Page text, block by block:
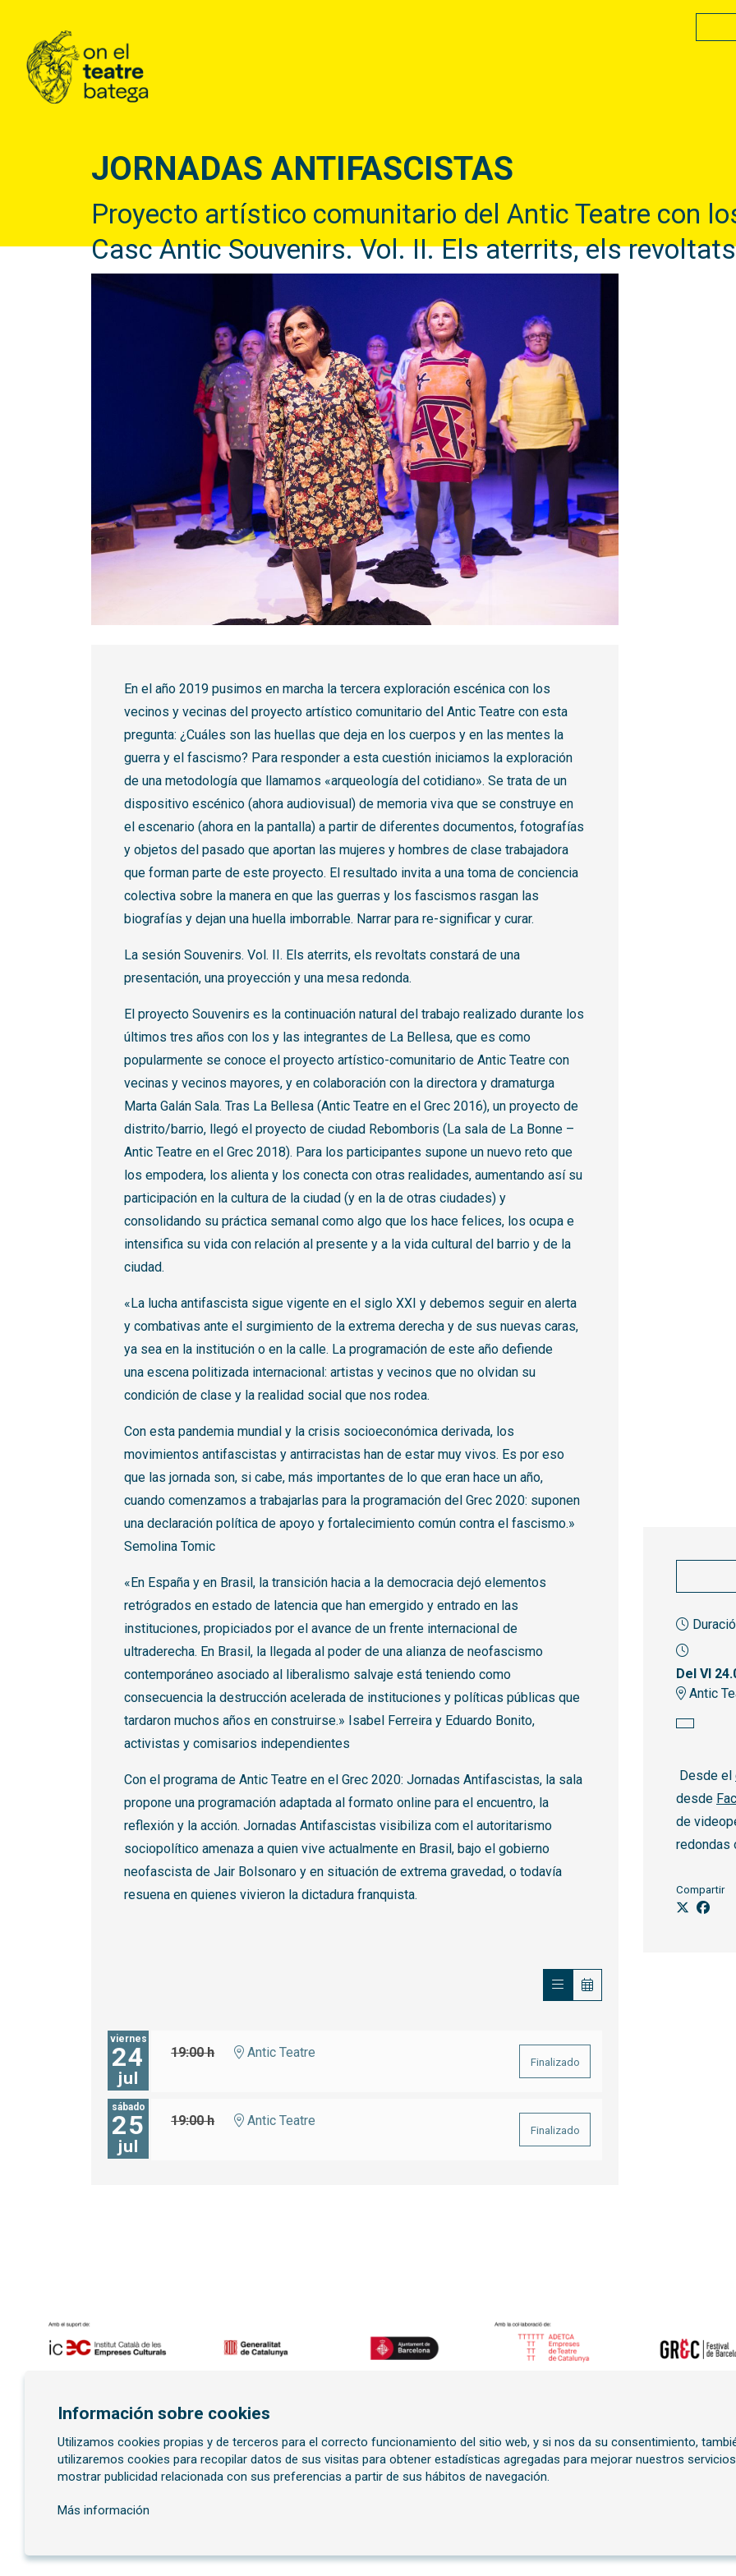
JORNADAS ANTIFASCISTAS
Proyecto artístico comunitario del Antic Teatre con
Casc Antic Souvenirs. Vol. II. Els aterrits, els revoltats
Del VI
Antic
Desde el
desde
de
redondas
Compartir
En el año 2019 pusimos en marcha la tercera exploración escénica con los
vecinos y vecinas del proyecto artístico comunitario del Antic Teatre con esta
pregunta: ¿Cuáles son las huellas que deja en los cuerpos y en las mentes la
guerra y el fascismo? Para responder a esta cuestión iniciamos la exploración
de una metodología que llamamos «arqueología del cotidiano». Se trata de un
dispositivo escénico (ahora audiovisual) de memoria viva que se construye en
el escenario (ahora en la pantalla) a partir de diferentes documentos, fotografías
y objetos del pasado que aportan las mujeres y hombres de clase trabajadora
que forman parte de este proyecto. El resultado invita a una toma de conciencia
colectiva sobre la manera en que las guerras y los fascismos rasgan las
biografías y dejan una huella imborrable. Narrar para re-significar y curar.
La sesión Souvenirs. Vol. II. Els aterrits, els revoltats constará de una
presentación, una proyección y una mesa redonda.
El proyecto Souvenirs es la continuación natural del trabajo realizado durante los
últimos tres años con los y las integrantes de La Bellesa, que es como
popularmente se conoce el proyecto artístico-comunitario de Antic Teatre con
vecinas y vecinos mayores, y en colaboración con la directora y dramaturga
Marta Galán Sala. Tras La Bellesa (Antic Teatre en el Grec 2016), un proyecto de
distrito/barrio, llegó el proyecto de ciudad Rebomboris (La sala de La Bonne –
Antic Teatre en el Grec 2018). Para los participantes supone un nuevo reto que
los empodera, los alienta y los conecta con otras realidades, aumentando así su
participación en la cultura de la ciudad (y en la de otras ciudades) y
consolidando su práctica semanal como algo que los hace felices, los ocupa e
intensifica su vida con relación al presente y a la vida cultural del barrio y de la
ciudad.
«La lucha antifascista sigue vigente en el siglo XXI y debemos seguir en alerta
y combativas ante el surgimiento de la extrema derecha y de sus nuevas caras,
ya sea en la institución o en la calle. La programación de este año defiende
una escena politizada internacional: artistas y vecinos que no olvidan su
condición de clase y la realidad social que nos rodea.
Con esta pandemia mundial y la crisis socioeconómica derivada, los
movimientos antifascistas y antirracistas han de estar muy vivos. Es por eso
que las jornada son, si cabe, más importantes de lo que eran hace un año,
cuando comenzamos a trabajarlas para la programación del Grec 2020: suponen
una declaración política de apoyo y fortalecimiento común contra el fascismo.»
Semolina Tomic
«En España y en Brasil, la transición hacia a la democracia dejó elementos
retrógrados en estado de latencia que han emergido y entrado en las
instituciones, propiciados por el avance de un frente internacional de
ultraderecha. En Brasil, la llegada al poder de una alianza de neofascismo
contemporáneo asociado al liberalismo salvaje está teniendo como
consecuencia la destrucción acelerada de instituciones y políticas públicas que
tardaron muchos años en construirse.» Isabel Ferreira y Eduardo Bonito,
activistas y comisarios independientes
Con el programa de Antic Teatre en el Grec 2020: Jornadas Antifascistas, la sala
propone una programación adaptada al formato online para el encuentro, la
reflexión y la acción. Jornadas Antifascistas visibiliza com el autoritarismo
sociopolítico amenaza a quien vive actualmente en Brasil, bajo el gobierno
neofascista de Jair Bolsonaro y en situación de extrema gravedad, o todavía
resuena en quienes vivieron la dictadura franquista.
viernes
24
jul
19:00 h Antic Teatre
Finalizado
sábado
25
jul
19:00 h Antic Teatre
Finalizado
Suscríbete al boletín
Información sobre cookies
Utilizamos cookies propias y de terceros para el correcto funcionamiento del sitio web, y si nos da su consentimiento,
utilizaremos cookies para recopilar datos de sus visitas para obtener estadísticas agregadas para mejorar nuestros
mostrar publicidad relacionada con sus preferencias a partir de sus hábitos de navegación.
Más información